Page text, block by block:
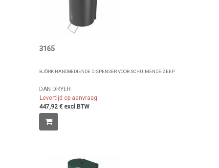
3165
BJÖRK HANDBEDIENDE DISPENSER VOOR SCHUIMENDE ZEEP
DAN DRYER
Levertijd op aanvraag
447,92 € excl.BTW